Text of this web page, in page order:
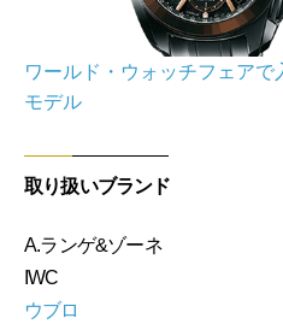
ワールド・ウォッチフェア
モデル
取り扱いブランド
A.ランゲ&ゾーネ
IWC
ウブロ